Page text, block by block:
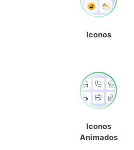
Iconos
Iconos
Animados